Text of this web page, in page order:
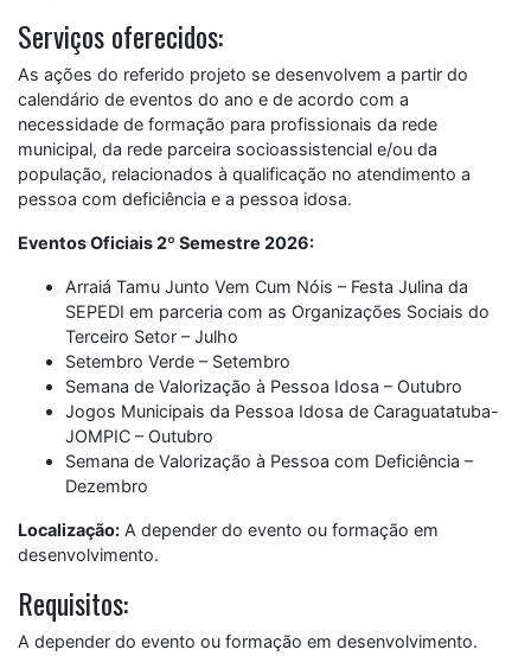
Serviços oferecidos:
As ações do referido projeto se desenvolvem a partir do
calendário de eventos do ano e de acordo com a
necessidade de formação para profissionais da rede
municipal, da rede parceira socioassistencial e/ou da
população, relacionados à qualificação no atendimento a
pessoa com deficiência e a pessoa idosa.
Eventos Oficiais 2º Semestre 2026:
Arraiá Tamu Junto Vem Cum Nóis – Festa Julina da
SEPEDI em parceria com as Organizações Sociais do
Terceiro Setor – Julho
Setembro Verde – Setembro
Semana de Valorização à Pessoa Idosa – Outubro
Jogos Municipais da Pessoa Idosa de Caraguatatuba-
JOMPIC – Outubro
Semana de Valorização à Pessoa com Deficiência –
Dezembro
Localização: A depender do evento ou formação em
desenvolvimento.
Requisitos:
A depender do evento ou formação em desenvolvimento.